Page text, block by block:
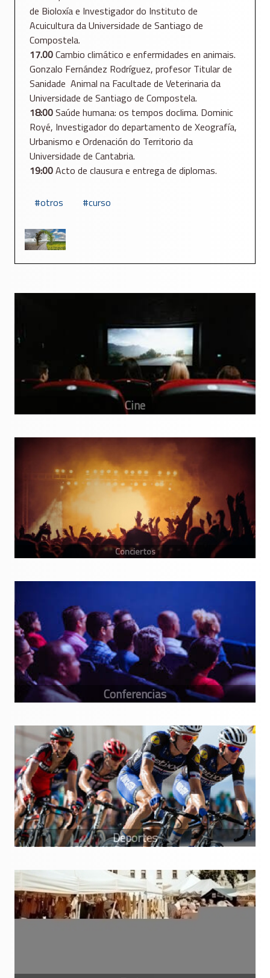
de Bioloxía e Investigador do Instituto de
Acuicultura da Universidade de Santiago de
Compostela.
17.00Cambio climático e enfermidades en animais.
Gonzalo Fernández Rodríguez, profesor Titular de
Sanidade Animal na Facultade de Veterinaria da
Universidade de Santiago de Compostela.
18:00Saúde humana: os tempos doclima. Dominic
Royé, Investigador do departamento de Xeografía,
Urbanismo e Ordenación do Territorio da
Universidade de Cantabria.
19:00Acto de clausura e entrega de diplomas.
otros curso